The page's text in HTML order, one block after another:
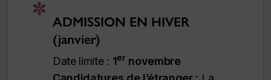
ADMISSION EN HIVER
(janvier)
Date limite : 1er novembre